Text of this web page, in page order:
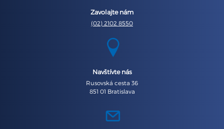
Zavolajte nám
(02) 2102 8550
Navštívte nás
Rusovská cesta 36
851 01 Bratislava